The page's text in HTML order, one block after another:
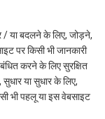
/ या बदलने के लिए, जोड़ने,
पर किसी भी जानकारी
करने के लिए सुरक्षित
या सुधार के लिए,
भी पहलू या इस वेबसाइट